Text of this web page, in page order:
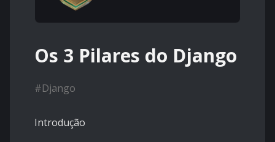
Os 3 Pilares do Django
#Django
Introdução